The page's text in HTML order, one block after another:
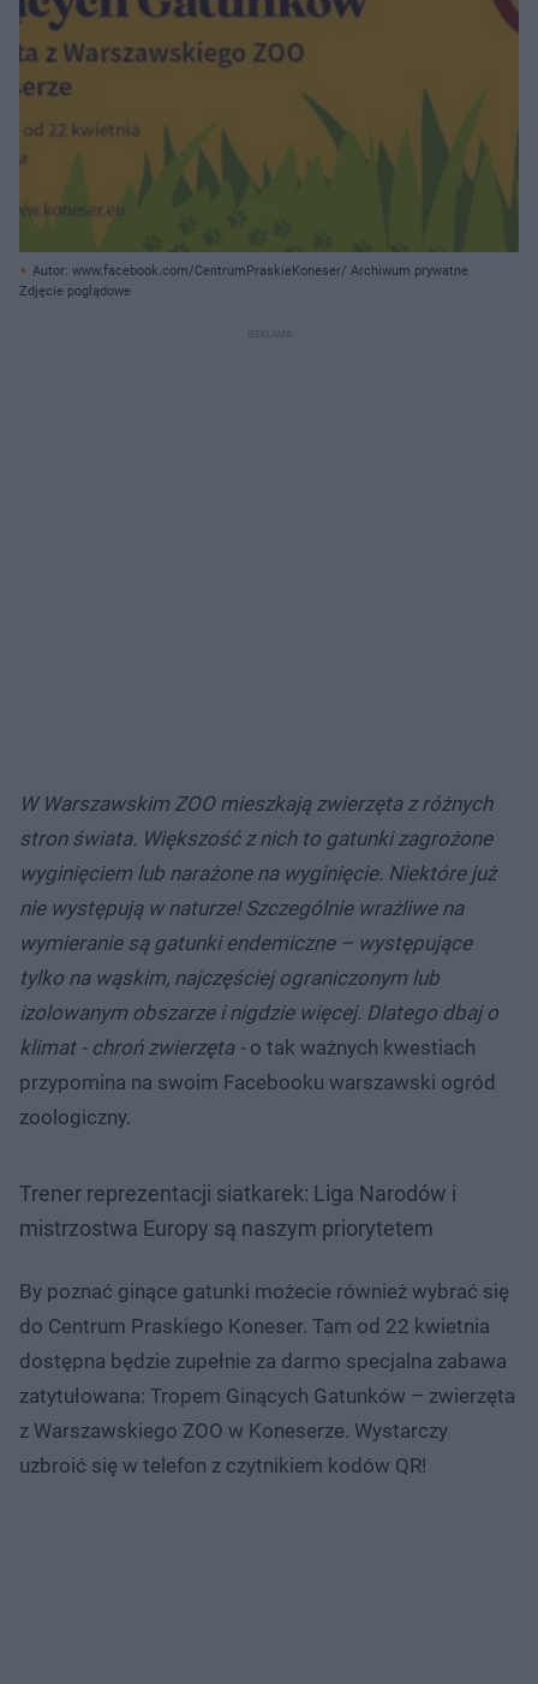
Autor: www.facebook.com/CentrumPraskieKoneser/ Archiwum prywatne
Zdjęcie poglądowe
W Warszawskim ZOO mieszkają zwierzęta z różnych
stron świata. Większość z nich to gatunki zagrożone
wyginięciem lub narażone na wyginięcie. Niektóre już
nie występują w naturze! Szczególnie wrażliwe na
wymieranie są gatunki endemiczne – występujące
tylko na wąskim, najczęściej ograniczonym lub
izolowanym obszarze i nigdzie więcej. Dlatego dbaj o
klimat - chroń zwierzęta - o tak ważnych kwestiach
przypomina na swoim Facebooku warszawski ogród
zoologiczny.
Trener reprezentacji siatkarek: Liga Narodów i
mistrzostwa Europy są naszym priorytetem
By poznać ginące gatunki możecie również wybrać się
do Centrum Praskiego Koneser. Tam od 22 kwietnia
dostępna będzie zupełnie za darmo specjalna zabawa
zatytułowana: Tropem Ginących Gatunków – zwierzęta
z Warszawskiego ZOO w Koneserze. Wystarczy
uzbroić się w telefon z czytnikiem kodów QR!